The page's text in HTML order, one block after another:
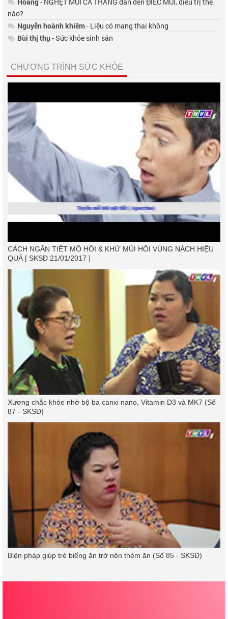
nào?
Nguyễn hoành khiêm- Liệu có mang thai không
Bùi thị thụ- Sức khỏe sinh sản
CHƯƠNG TRÌNH SỨC KHỎE
CÁCH NGĂN TIẾT MỒ HÔI & KHỬ MÙI HÔI VÙNG NÁCH HIỆU
QUẢ [ SKSĐ 21/01/2017 ]
Xương chắc khỏe nhờ bộ ba canxi nano, Vitamin D3 và MK7 (Số
87 - SKSĐ)
Biện pháp giúp trẻ biếng ăn trở nên thèm ăn (Số 85 - SKSĐ)